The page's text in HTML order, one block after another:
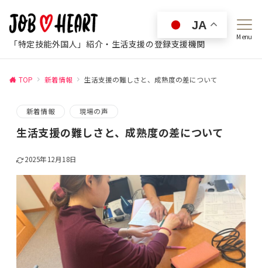
「特定技能外国人」紹介・生活支援の登録支援機関
Menu
TOP 新着情報 生活支援の難しさと、成熟度の差について
新着情報 現場の声
生活支援の難しさと、成熟度の差について
2025年12月18日
JA